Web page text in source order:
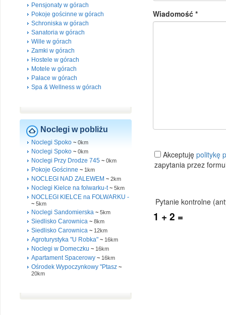
Pensjonaty w górach
Pokoje gościnne w górach
Schroniska w górach
Sanatoria w górach
Wille w górach
Zamki w górach
Hostele w górach
Motele w górach
Pałace w górach
Spa & Wellness w górach
Noclegi w pobliżu
Noclegi Spoko ~ 0km
Noclegi Spoko ~ 0km
Noclegi Przy Drodze 745 ~ 0km
Pokoje Gościnne ~ 1km
NOCLEGI NAD ZALEWEM ~ 2km
Noclegi Kielce na folwarku-t ~ 5km
NOCLEGI KIELCE na FOLWARKU -
~ 5km
Noclegi Sandomierska ~ 5km
Siedlisko Carownica ~ 8km
Siedlisko Carownica ~ 12km
Agroturystyka "U Robka" ~ 16km
Noclegi w Domeczku ~ 16km
Apartament Spacerowy ~ 16km
Ośrodek Wypoczynkowy "Ptasz ~
20km